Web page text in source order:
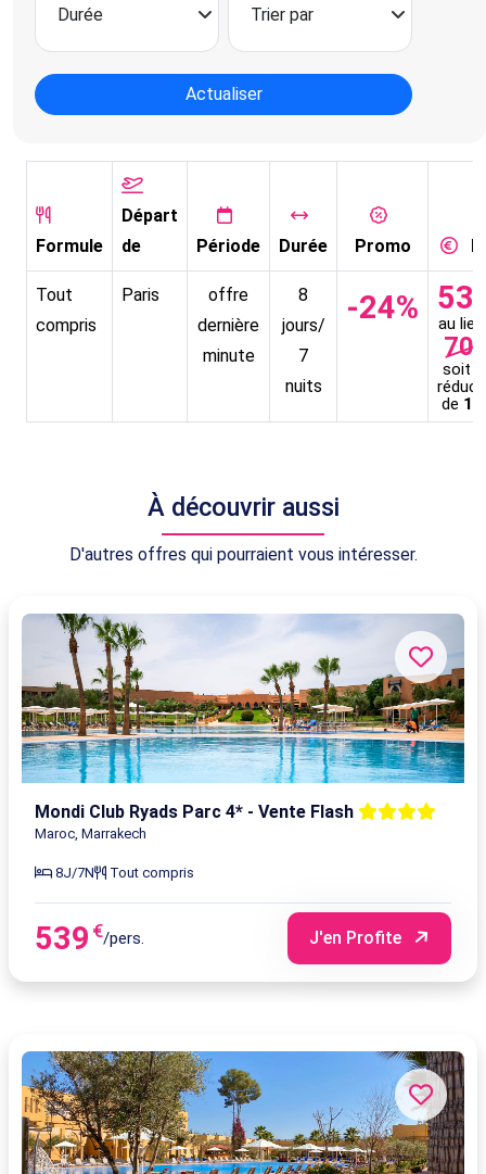
Actualiser
Formule
Départ
de
Période Durée Promo
Tout
compris
Paris
offre
dernière
minute
8
jours/
7
nuits
-24% au
soit
de
À découvrir aussi
D'autres offres qui pourraient vous intéresser.
Mondi Club Ryads Parc 4* - Vente Flash
Maroc, Marrakech
8J/7N Tout compris
539 €/pers. J'en Profite